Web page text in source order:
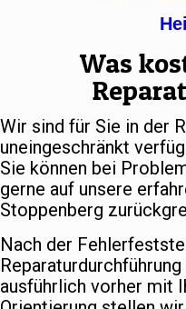
Was
Wir sind für Sie in der
uneingeschränkt
Sie können bei
gerne auf unsere
Stoppenberg
Nach der
ausführlich vorher mit